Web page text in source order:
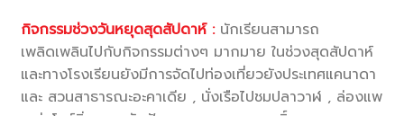
กิจกรรมช่วงวันหยุดสุดสัปดาห์ :นักเรียนสามารถ
เพลิดเพลินไปกับกิจกรรมต่างๆ มากมาย ในช่วงสุดสัปดาห์
และทางโรงเรียนยังมีการจัดไปท่องเที่ยวยังประเทศแคนาดา
และ สวนสาธารณะอะคาเดีย , นั่งเรือไปชมปลาวาฬ , ล่องแพ